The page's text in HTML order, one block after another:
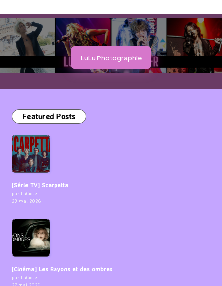
LuLu Photographie
Featured Posts
[Série TV] Scarpetta
par LuCioLe
29 mai 2026
[Cinéma] Les Rayons et des ombres
par LuCioLe
27 mai 2026